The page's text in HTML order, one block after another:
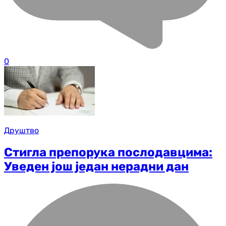
0
Друштво
Стигла препорука послодавцима:
Уведен још један нерадни дан